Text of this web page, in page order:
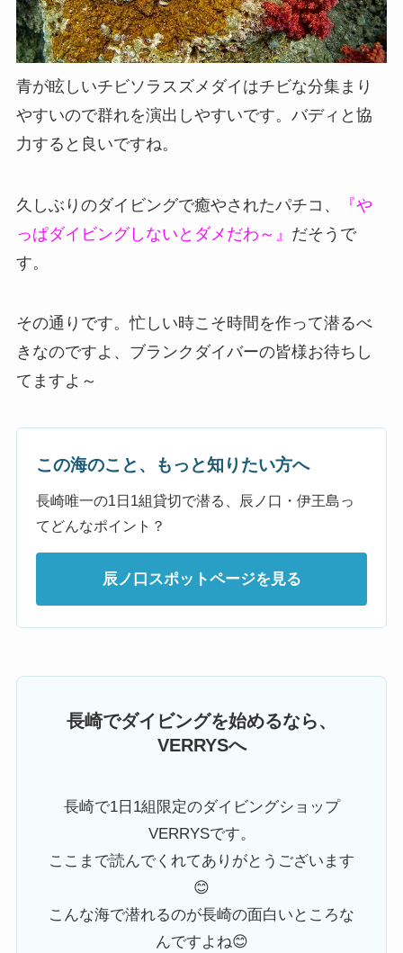
青が眩しいチビソラスズメダイはチビな分集まり
やすいので群れを演出しやすいです。バディと協
力すると良いですね。
久しぶりのダイビングで癒やされたパチコ、
『や
っぱダイビングしないとダメだわ～』 だそうで
す。
その通りです。忙しい時こそ時間を作って潜るべ
きなのですよ、ブランクダイバーの皆様お待ちし
てますよ～
この海のこと、もっと知りたい方へ
長崎唯一の1日1組貸切で潜る、辰ノ口・伊王島っ
てどんなポイント？
辰ノ口スポットページを見る
長崎でダイビングを始めるなら、
VERRYSへ
長崎で1日1組限定のダイビングショップ
VERRYSです。
ここまで読んでくれてありがとうございます
😊
こんな海で潜れるのが長崎の面白いところな
んですよね😊